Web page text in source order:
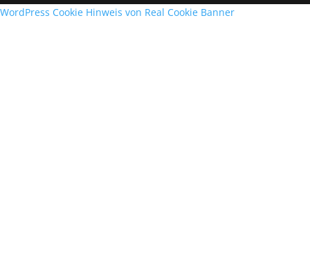
WordPress Cookie Hinweis von Real Cookie Banner